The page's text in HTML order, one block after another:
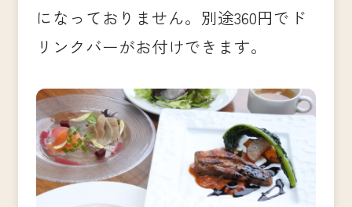
になっておりません。別途360円でド
リンクバーがお付けできます。